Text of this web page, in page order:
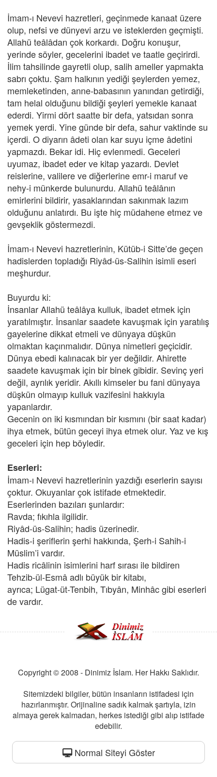
İmam-ı Nevevi hazretleri, geçinmede kanaat üzere
olup, nefsi ve dünyevi arzu ve isteklerden geçmişti.
Allahü teâlâdan çok korkardı. Doğru konuşur,
yerinde söyler, gecelerini ibadet ve taatle geçirirdi.
İlim tahsilinde gayretli olup, salih ameller yapmakta
sabrı çoktu. Şam halkının yediği şeylerden yemez,
memleketinden, anne-babasının yanından getirdiği,
tam helal olduğunu bildiği şeyleri yemekle kanaat
ederdi. Yirmi dört saatte bir defa, yatsıdan sonra
yemek yerdi. Yine günde bir defa, sahur vaktinde su
içerdi. O diyarın âdeti olan kar suyu içme âdetini
yapmazdı. Bekar idi. Hiç evlenmedi. Geceleri
uyumaz, ibadet eder ve kitap yazardı. Devlet
reislerine, valilere ve diğerlerine emr-i maruf ve
nehy-i münkerde bulunurdu. Allahü teâlânın
emirlerini bildirir, yasaklarından sakınmak lazım
olduğunu anlatırdı. Bu işte hiç müdahene etmez ve
gevşeklik göstermezdi.
İmam-ı Nevevi hazretlerinin, Kütüb-i Sitte’de geçen
hadislerden topladığı Riyâd-üs-Salihin isimli eseri
meşhurdur.
Buyurdu ki:
İnsanlar Allahü teâlâya kulluk, ibadet etmek için
yaratılmıştır. İnsanlar saadete kavuşmak için yaratılış
gayelerine dikkat etmeli ve dünyaya düşkün
olmaktan kaçınmalıdır. Dünya nimetleri geçicidir.
Dünya ebedi kalınacak bir yer değildir. Ahirette
saadete kavuşmak için bir binek gibidir. Sevinç yeri
değil, ayrılık yeridir. Akıllı kimseler bu fani dünyaya
düşkün olmayıp kulluk vazifesini hakkıyla
yapanlardır.
Gecenin on iki kısmından bir kısmını (bir saat kadar)
ihya etmek, bütün geceyi ihya etmek olur. Yaz ve kış
geceleri için hep böyledir.
Eserleri:
İmam-ı Nevevi hazretlerinin yazdığı eserlerin sayısı
çoktur. Okuyanlar çok istifade etmektedir.
Eserlerinden bazıları şunlardır:
Ravda; fıkıhla ilgilidir.
Riyâd-üs-Salihin; hadis üzerinedir.
Hadis-i şeriflerin şerhi hakkında, Şerh-i Sahih-i
Müslim’i vardır.
Hadis ricâlinin isimlerini harf sırası ile bildiren
Tehzib-ül-Esmâ adlı büyük bir kitabı,
ayrıca; Lügat-üt-Tenbih, Tıbyân, Minhâc gibi eserleri
de vardır.
Copyright © 2008 - Dinimiz İslam. Her Hakkı Saklıdır.
Sitemizdeki bilgiler, bütün insanların istifadesi için
hazırlanmıştır. Orijinaline sadık kalmak şartıyla, izin
almaya gerek kalmadan, herkes istediği gibi alıp istifade
edebilir.
Normal Siteyi Göster